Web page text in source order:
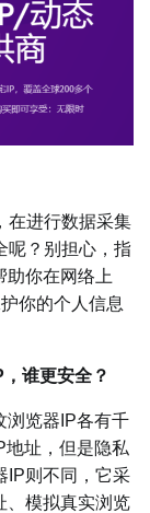
进行数据采集
呢？别担心，指
助你在网络上
你的个人信息
谁更安全？
览器IP各有千
地址，但是隐私
IP则不同，它采
、模拟真实浏览